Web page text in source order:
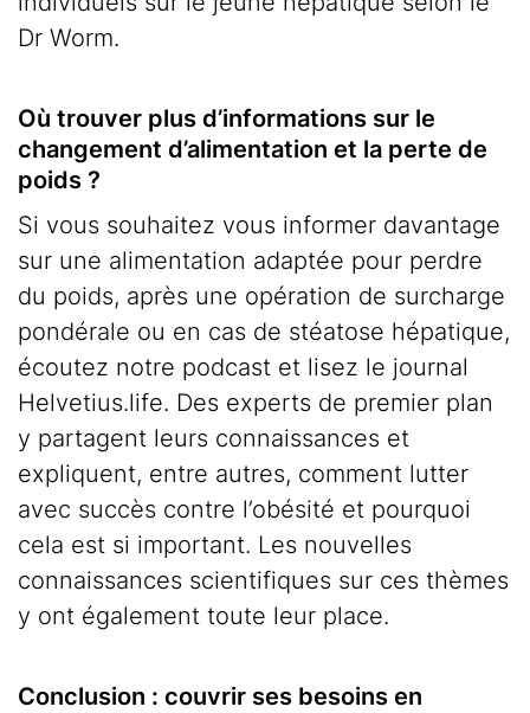
Dr Worm.
Où trouver plus d’informations sur le
changement d’alimentation et la perte de
poids ?
Si vous souhaitez vous informer davantage
sur une alimentation adaptée pour perdre
du poids, après une opération de surcharge
pondérale ou en cas de stéatose hépatique,
écoutez notre podcast et lisez le journal
Helvetius.life. Des experts de premier plan
y partagent leurs connaissances et
expliquent, entre autres, comment lutter
avec succès contre l’obésité et pourquoi
cela est si important. Les nouvelles
connaissances scientifiques sur ces thèmes
y ont également toute leur place.
Conclusion : couvrir ses besoins en